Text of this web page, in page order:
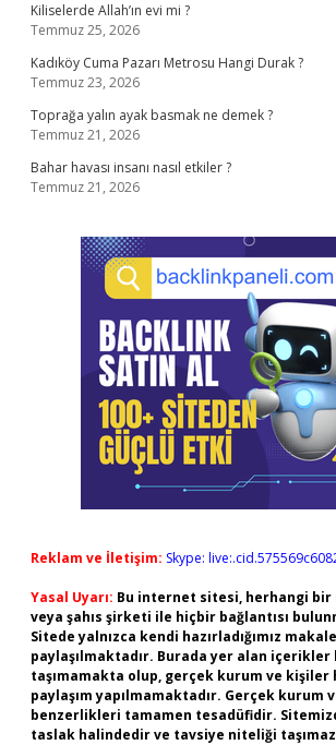
Kiliselerde Allah’ın evi mi ?
Temmuz 25, 2026
Kadıköy Cuma Pazarı Metrosu Hangi Durak ?
Temmuz 23, 2026
Toprağa yalın ayak basmak ne demek ?
Temmuz 21, 2026
Bahar havası insanı nasıl etkiler ?
Temmuz 21, 2026
Reklam ve İletişim: Skype:
Yasal Uyarı: Bu internet sitesi, herhangi bir
veya şahıs şirketi ile hiçbir bağlantısı
Sitede yalnızca kendi hazırladığımız
paylaşılmaktadır. Burada yer alan
taşımamakta olup, gerçek kurum ve kişiler
paylaşım yapılmamaktadır. Gerçek kurum
benzerlikleri tamamen tesadüfidir.
taslak halindedir ve tavsiye niteliği